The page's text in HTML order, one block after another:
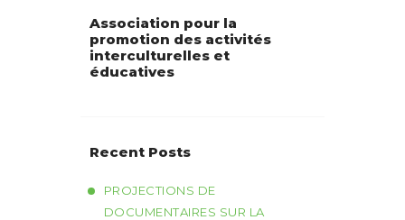
Association pour la
promotion des activités
interculturelles et
éducatives
Recent Posts
PROJECTIONS DE
DOCUMENTAIRES SUR LA